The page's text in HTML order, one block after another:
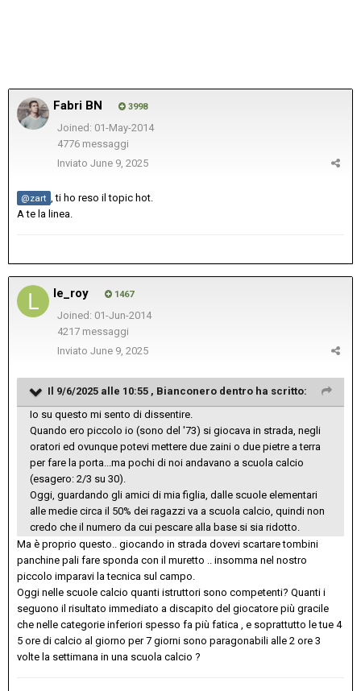
Fabri BN 3998
Joined: 01-May-2014
4776 messaggi
Inviato June 9, 2025
@zart
, ti ho reso il topic hot.
A te la linea.
le_roy 1467
Joined: 01-Jun-2014
4217 messaggi
Inviato June 9, 2025
Il 9/6/2025 alle 10:55 , Bianconero dentro ha scritto:
Io su questo mi sento di dissentire.
Quando ero piccolo io (sono del '73) si giocava in strada, negli
oratori ed ovunque potevi mettere due zaini o due pietre a terra
per fare la porta...ma pochi di noi andavano a scuola calcio
(esagero: 2/3 su 30).
Oggi, guardando gli amici di mia figlia, dalle scuole elementari
alle medie circa il 50% dei ragazzi va a scuola calcio, quindi non
credo che il numero da cui pescare alla base si sia ridotto.
Ma è proprio questo.. giocando in strada dovevi scartare tombini
panchine pali fare sponda con il muretto .. insomma nel nostro
piccolo imparavi la tecnica sul campo.
Oggi nelle scuole calcio quanti istruttori sono competenti? Quanti i
seguono il risultato immediato a discapito del giocatore più gracile
che nelle categorie inferiori spesso fa più fatica , e soprattutto le tue 4
5 ore di calcio al giorno per 7 giorni sono paragonabili alle 2 ore 3
volte la settimana in una scuola calcio ?